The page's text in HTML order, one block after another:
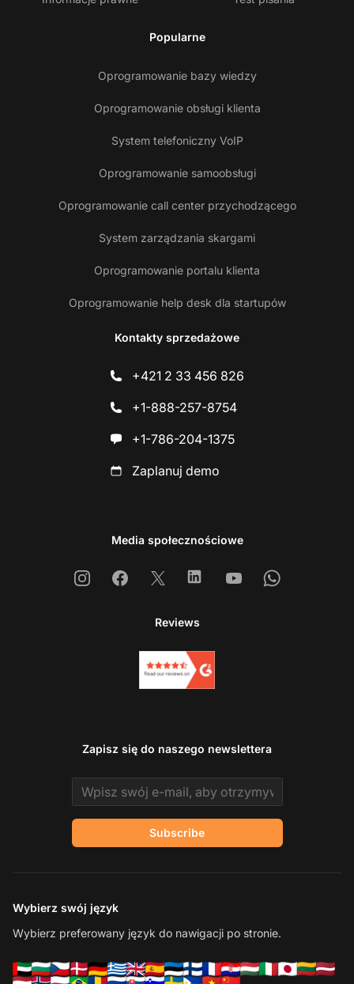
Popularne
Oprogramowanie bazy wiedzy
Oprogramowanie obsługi klienta
System telefoniczny VoIP
Oprogramowanie samoobsługi
Oprogramowanie call center przychodzącego
System zarządzania skargami
Oprogramowanie portalu klienta
Oprogramowanie help desk dla startupów
Kontakty sprzedażowe
+421 2 33 456 826
+1-888-257-8754
+1-786-204-1375
Zaplanuj demo
Media społecznościowe
InstagramFacebook
X LinkedinYoutubeWhatsapp
Reviews
Zapisz się do naszego newslettera
Email address
Subscribe
Wybierz swój język
Wybierz preferowany język do nawigacji po stronie.